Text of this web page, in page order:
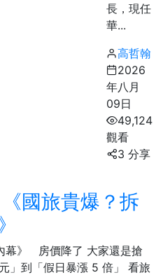
長，現任
華...
高哲翰
2026
年八月
09日
49,124
觀看
3 分享
《國旅貴爆？拆
幕》 房價降了 大家還是搶
」到「假日暴漲 5 倍」 看旅